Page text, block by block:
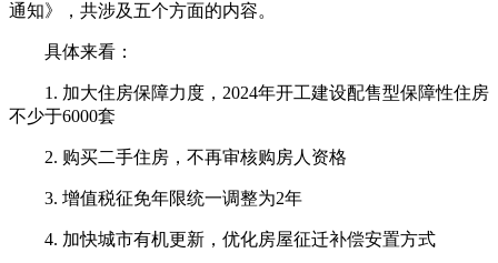
通知》，共涉及五个方面的内容。
具体来看：
1. 加大住房保障力度，2024年开工建设配售型保障性住房
不少于6000套
2. 购买二手住房，不再审核购房人资格
3. 增值税征免年限统一调整为2年
4. 加快城市有机更新，优化房屋征迁补偿安置方式